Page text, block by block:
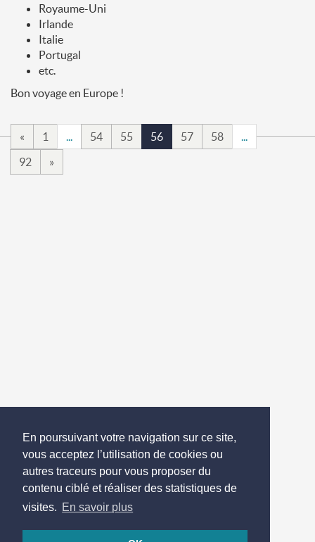
En poursuivant votre navigation sur ce site,
vous acceptez l’utilisation de cookies ou
autres traceurs pour vous proposer du
contenu ciblé et réaliser des statistiques de
visites. En savoir plus
Royaume-Uni
Irlande
Italie
Portugal
etc.
Bon voyage en Europe !
« 1 54 55 56 57 58
92
»